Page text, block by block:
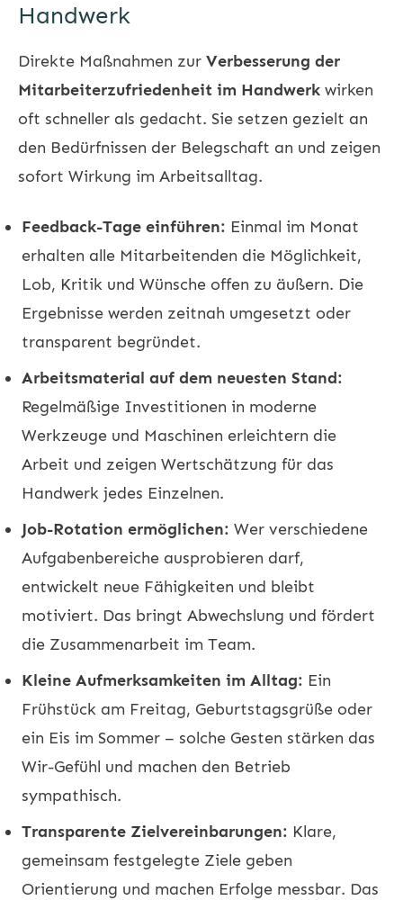
Handwerk
Direkte Maßnahmen zur Verbesserung der
Mitarbeiterzufriedenheit im Handwerk wirken
oft schneller als gedacht. Sie setzen gezielt an
den Bedürfnissen der Belegschaft an und zeigen
sofort Wirkung im Arbeitsalltag.
Feedback-Tage einführen: Einmal im Monat
erhalten alle Mitarbeitenden die Möglichkeit,
Lob, Kritik und Wünsche offen zu äußern. Die
Ergebnisse werden zeitnah umgesetzt oder
transparent begründet.
Arbeitsmaterial auf dem neuesten Stand:
Regelmäßige Investitionen in moderne
Werkzeuge und Maschinen erleichtern die
Arbeit und zeigen Wertschätzung für das
Handwerk jedes Einzelnen.
Job-Rotation ermöglichen: Wer verschiedene
Aufgabenbereiche ausprobieren darf,
entwickelt neue Fähigkeiten und bleibt
motiviert. Das bringt Abwechslung und fördert
die Zusammenarbeit im Team.
Kleine Aufmerksamkeiten im Alltag: Ein
Frühstück am Freitag, Geburtstagsgrüße oder
ein Eis im Sommer – solche Gesten stärken das
Wir-Gefühl und machen den Betrieb
sympathisch.
Transparente Zielvereinbarungen: Klare,
gemeinsam festgelegte Ziele geben
Orientierung und machen Erfolge messbar. Das